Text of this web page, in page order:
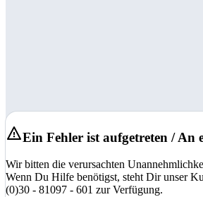
Ein Fehler ist aufgetreten / An
Wir bitten die verursachten
Wenn Du Hilfe benötigst, steht Dir unser
(0)30 - 81097 - 601 zur Verfügung.